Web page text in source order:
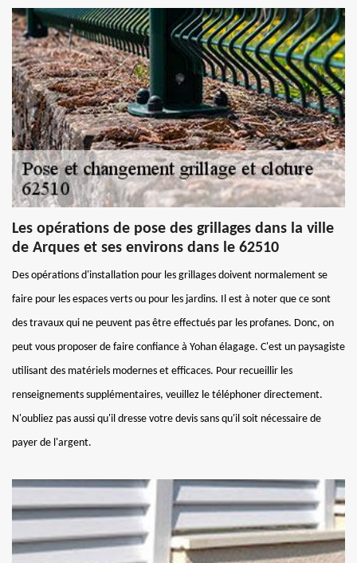
Les opérations de pose des grillages dans la ville
de Arques et ses environs dans le 62510
Des opérations d'installation pour les grillages doivent normalement se
faire pour les espaces verts ou pour les jardins. Il est à noter que ce sont
des travaux qui ne peuvent pas être effectués par les profanes. Donc, on
peut vous proposer de faire confiance à Yohan élagage. C'est un paysagiste
utilisant des matériels modernes et efficaces. Pour recueillir les
renseignements supplémentaires, veuillez le téléphoner directement.
N'oubliez pas aussi qu'il dresse votre devis sans qu'il soit nécessaire de
payer de l'argent.